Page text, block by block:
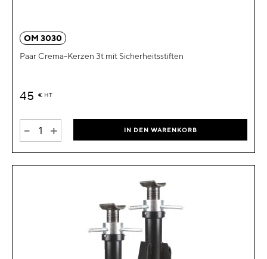
OM 3030
Paar Crema-Kerzen 3t mit Sicherheitsstiften
45 € HT
- + IN DEN WARENKORB